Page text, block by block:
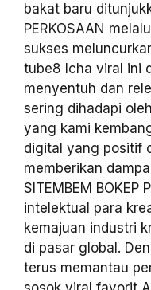
bakat baru
PERKOSAAN
sukses
tube8 Icha viral ini
menyentuh dan
sering dihadapi
yang kami
digital yang positif
memberikan
SITEMBEM
intelektual para
kemajuan industri
di pasar global.
terus memantau